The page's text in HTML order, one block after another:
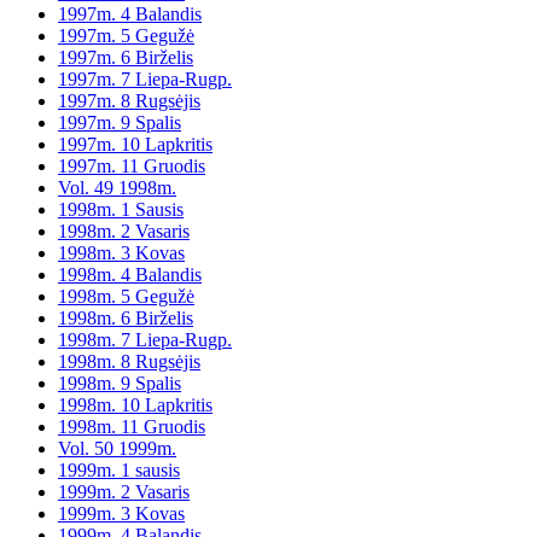
1997m. 4 Balandis
1997m. 5 Gegužė
1997m. 6 Birželis
1997m. 7 Liepa-Rugp.
1997m. 8 Rugsėjis
1997m. 9 Spalis
1997m. 10 Lapkritis
1997m. 11 Gruodis
Vol. 49 1998m.
1998m. 1 Sausis
1998m. 2 Vasaris
1998m. 3 Kovas
1998m. 4 Balandis
1998m. 5 Gegužė
1998m. 6 Birželis
1998m. 7 Liepa-Rugp.
1998m. 8 Rugsėjis
1998m. 9 Spalis
1998m. 10 Lapkritis
1998m. 11 Gruodis
Vol. 50 1999m.
1999m. 1 sausis
1999m. 2 Vasaris
1999m. 3 Kovas